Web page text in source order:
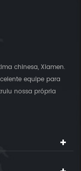
chinesa, Xiamen.
equipe para
nossa própria
Como fornecedor
criou um valor
de montagem
de
de montagem